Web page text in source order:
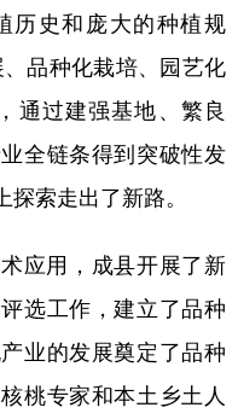
史和庞大的种植规
品种化栽培、园艺化
通过建强基地、繁良
全链条得到突破性发
索走出了新路。
应用，成县开展了新
选工作，建立了品种
业的发展奠定了品种
桃专家和本土乡土人